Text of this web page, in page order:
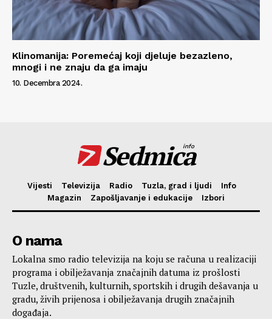
Klinomanija: Poremećaj koji djeluje bezazleno,
mnogi i ne znaju da ga imaju
10. Decembra 2024.
Sedmica
info
Vijesti Televizija Radio Tuzla, grad i ljudi
Info
Magazin
Zapošljavanje i edukacije Izbori
O nama
Lokalna smo radio televizija na koju se računa u realizaciji
programa i obilježavanja značajnih datuma iz prošlosti
Tuzle, društvenih, kulturnih, sportskih i drugih dešavanja u
gradu, živih prijenosa i obilježavanja drugih značajnih
događaja.